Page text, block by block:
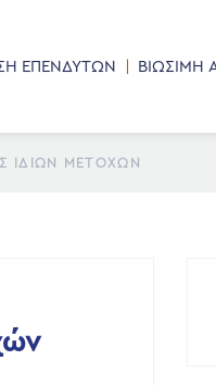
ΕΠΕΝΔΥΤΩΝ ΒΙΩΣΙΜΗ
ΙΔΊΩΝ ΜΕΤΟΧΏΝ